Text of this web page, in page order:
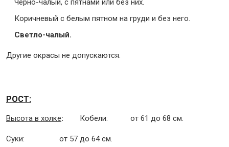
Черно-чалый, с пятнами или без них.
Коричневый с белым пятном на груди и без него.
Светло-чалый.
Другие окрасы не допускаются.
РОСТ:
Высота в холке: Кобели: от 61 до 68 см.
Суки: от 57 до 64 см.